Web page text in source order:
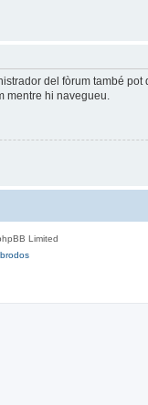
del fòrum també
mentre hi navegueu.
Limited